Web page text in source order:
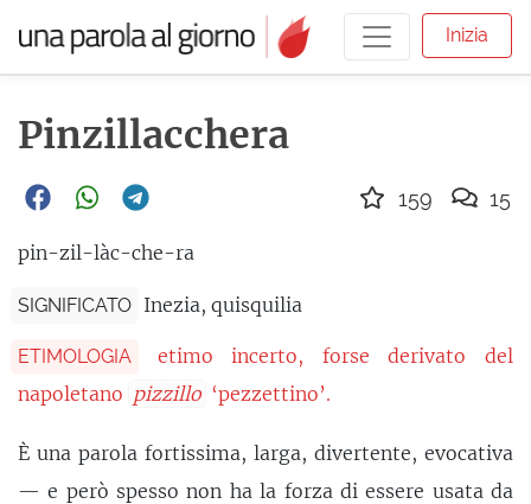
Inizia
Pinzillacchera
pin-zil-làc-che-ra
SIGNIFICATO Inezia, quisquilia
ETIMOLOGIA
etimo incerto, forse derivato del
napoletano pizzillo ‘pezzettino’.
È una parola fortissima, larga, divertente, evocativa
— e però spesso non ha la forza di essere usata da
159 15